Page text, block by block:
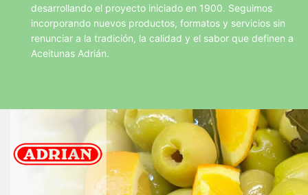
desarrollando el proyecto iniciado en 1900. Seguimos
incorporando nuevos productos, formatos y servicios sin
renunciar a la tradición, la calidad y el sabor que definen a
Aceitunas Adrián.